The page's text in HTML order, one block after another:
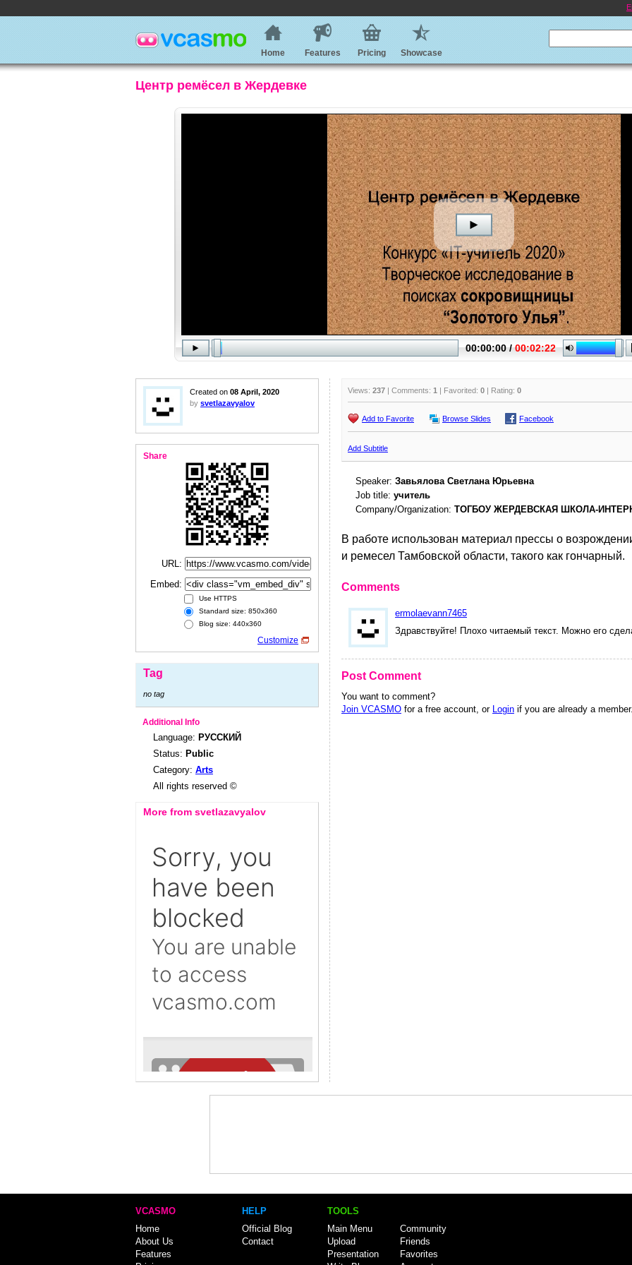
Home Features Pricing Showcase
Центр ремёсел в Жердевке
Created on 08 April, 2020
by svetlazavyalov
Share
URL:
Embed:
Use HTTPS
Standard size: 850x360
Blog size: 440x360
Customize
Tag
no tag
Additional Info
Language: РУССКИЙ
Status: Public
Category: Arts
All rights reserved ©
More from svetlazavyalov
Views: 237 | Comments: 1 | Favorited: 0 | Rating: 0
Add to Favorite Browse Slides Facebook
Add Subtitle
Speaker: Завьялова Светлана Юрьевна
Job title: учитель
Company/Organization: ТОГБОУ ЖЕРДЕВСКАЯ ШКОЛА-
В работе использован материал прессы о
и ремесел Тамбовской области, такого как гончарный.
Comments
ermolaevann7465
Здравствуйте! Плохо читаемый текст. Можно его
Post Comment
You want to comment?
Join VCASMO for a free account, or Login if you are already a
VCASMO
Home
About Us
Features
HELP
Official Blog
Contact
TOOLS
Main Menu
Upload
Presentation
Community
Friends
Favorites